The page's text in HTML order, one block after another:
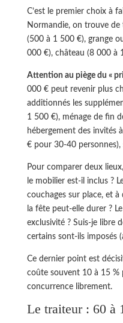
C’est le premier choix à
Normandie, on trouve
(500 à 1 500 €), grange
000 €), château (8 000 à
Attention au piège du «
000 € peut revenir plus
additionnés les
1 500 €), ménage de fin
hébergement des invités
€ pour 30-40
Pour comparer deux
le mobilier est-il inclus ?
couchages sur place, et à
la fête peut-elle durer ?
exclusivité ? Suis-je libre
certains sont-ils imposés
Ce dernier point est
coûte souvent 10 à 15 %
concurrence librement.
Le traiteur : 60 à